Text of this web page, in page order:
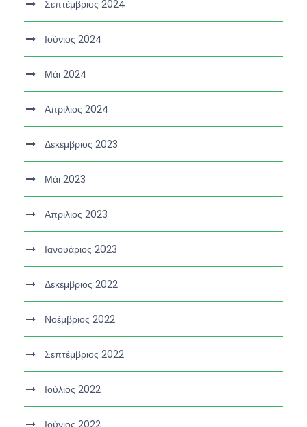
Σεπτέμβριος 2024
Ιούνιος 2024
Μάι 2024
Απρίλιος 2024
Δεκέμβριος 2023
Μάι 2023
Απρίλιος 2023
Ιανουάριος 2023
Δεκέμβριος 2022
Νοέμβριος 2022
Σεπτέμβριος 2022
Ιούλιος 2022